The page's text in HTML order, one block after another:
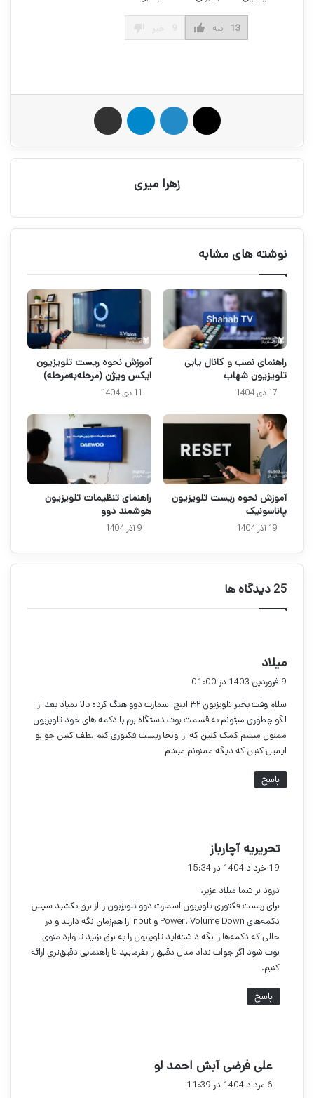
بله 13
لینکدین تلگرام
زهرا میری
نوشته های مشابه
راهنمای نصب و کانال یابی
تلویزیون شهاب
17 دی 1404
آموزش نحوه ریست تلویزیون
ایکس ویژن (مرحله‌به‌مرحله)
11 دی 1404
آموزش نحوه ریست تلویزیون
پاناسونیک
19 آذر 1404
راهنمای تنظیمات تلویزیون
هوشمند دوو
9 آذر 1404
‫25 دیدگاه ها
میلاد
ت
:
9 فروردین 1403 در 01:00
سلام وقت بخیر تلویزیون ۳۲ اینچ اسمارت دوو هنگ کرده بالا نمیاد بعد از
لگو چطوری میتونم به قسمت بوت دستگاه برم با دکمه های خود تلویزیون
ممنون میشم کمک کنین که از اونجا ریست فکتوری کنم لطف کنین جوابو
ایمیل کنین که دیگه ممنونم میشم
پاسخ
تحریریه آچارباز
ف
:
19 خرداد 1404 در 15:34
درود بر شما میلاد عزیز،
برای ریست فکتوری تلویزیون اسمارت دوو تلویزیون را از برق بکشید سپس
دکمه‌های Power، Volume Down و Input را هم‌زمان نگه دارید و در
حالی که دکمه‌ها را نگه داشته‌اید تلویزیون را به برق بزنید تا وارد منوی
بوت شود اگر جواب نداد مدل دقیق را بفرمایید تا راهنمایی دقیق‌تری ارائه
کنیم.
پاسخ
علی فرضی آبش احمد لو
6 مرداد 1404 در 11:39